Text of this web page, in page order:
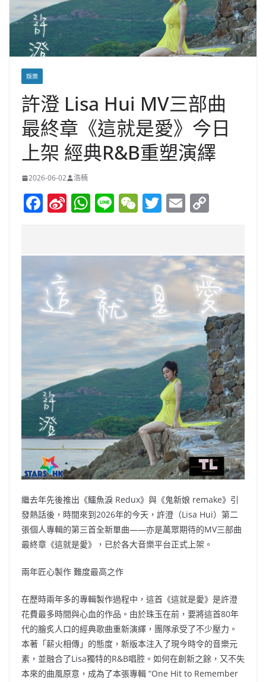
娛樂
許澄 Lisa Hui MV三部曲
最終章《這就是愛》今日
上架 經典R&B重塑演繹
2026-06-02 浩楠
F
e
b
o
o
Si
W
ei
b
o
W
s
p
p
Li W
h
at
T
er
E
l y
Li
n
k
繼去年先後推出《鱷魚淚 Redux》與《鬼新娘 remake》引
發熱話後，時間來到2026年的今天，許澄（Lisa Hui）第二
張個人專輯的第三首全新單曲——亦是萬眾期待的MV三部曲
最終章《這就是愛》，已於各大音樂平台正式上架。
兩年匠心製作 難度最高之作
在歷時兩年多的專輯製作過程中，這首《這就是愛》是許澄
花費最多時間與心血的作品。由於珠玉在前，要將這首80年
代的膾炙人口的經典歌曲重新演繹，團隊承受了不少壓力。
本著「薪火相傳」的態度，新版本注入了現今時令的音樂元
素，並融合了Lisa獨特的R&B唱腔。如何在創新之餘，又不失
本來的曲風原意，成為了本張專輯 “One Hit to Remember